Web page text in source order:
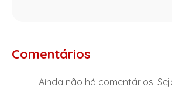
Comentários
Ainda não há comentários.